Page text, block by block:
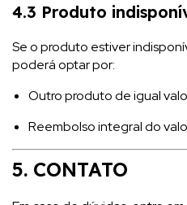
4.3 Produto
Se o produto estiver
poderá optar por:
Outro produto de igual
Reembolso integral do
5. CONTATO